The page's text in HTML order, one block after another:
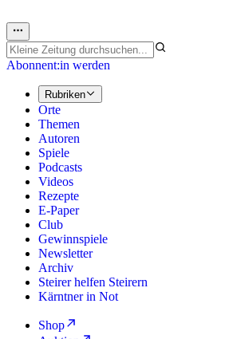
Abonnent:in werden
Rubriken
Orte
Themen
Autoren
Spiele
Podcasts
Videos
Rezepte
E-Paper
Club
Gewinnspiele
Newsletter
Archiv
Steirer helfen Steirern
Kärntner in Not
Shop